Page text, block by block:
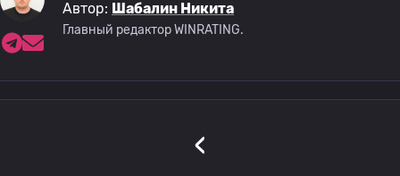
Автор: Шабалин Никита
Главный редактор WINRATING.
‹